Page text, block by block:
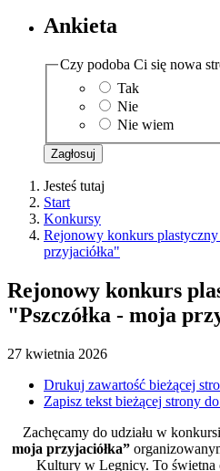
Ankieta
Czy podoba Ci się nowa
Tak
Nie
Nie wiem
Zagłosuj
Jesteś tutaj
Start
Konkursy
Rejonowy konkurs
przyjaciółka"
Rejonowy konkurs
"Pszczółka - moja
27 kwietnia 2026
Drukuj zawartość bieżącej
Zapisz tekst bieżącej strony
Zachęcamy do udziału w
moja przyjaciółka”
Kultury w Legnicy. To świetna